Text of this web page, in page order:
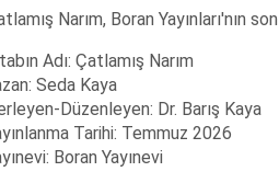
Narım, Boran Yayınları'nın
Adı: Çatlamış Narım
Seda Kaya
Düzenleyen: Dr. Barış Kaya
Tarihi: Temmuz 2026
Boran Yayınevi